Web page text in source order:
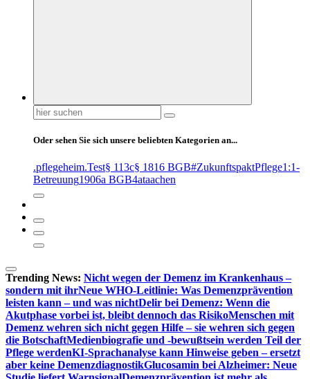
Suchen
nach:
Oder sehen Sie sich unsere beliebten Kategorien an...
.pflegeheim.Test§ 113c§ 1816 BGB#ZukunftspaktPflege1:1-
Betreuung1906a BGB4ataachen
Trending News: Nicht wegen der Demenz im Krankenhaus –
sondern mit ihrNeue WHO-Leitlinie: Was Demenzprävention
leisten kann – und was nichtDelir bei Demenz: Wenn die
Akutphase vorbei ist, bleibt dennoch das RisikoMenschen mit
Demenz wehren sich nicht gegen Hilfe – sie wehren sich gegen
die BotschaftMedienbiografie und -bewußtsein werden Teil der
Pflege werdenKI-Sprachanalyse kann Hinweise geben – ersetzt
aber keine DemenzdiagnostikGlucosamin bei Alzheimer: Neue